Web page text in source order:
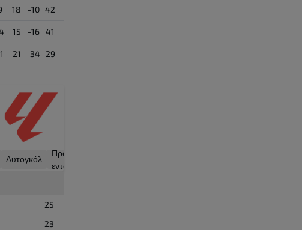
18 -10 42
15 -16 41
21 -34 29
Αυτογκόλ
Προσπάθειες
εντός εστίας
25
23